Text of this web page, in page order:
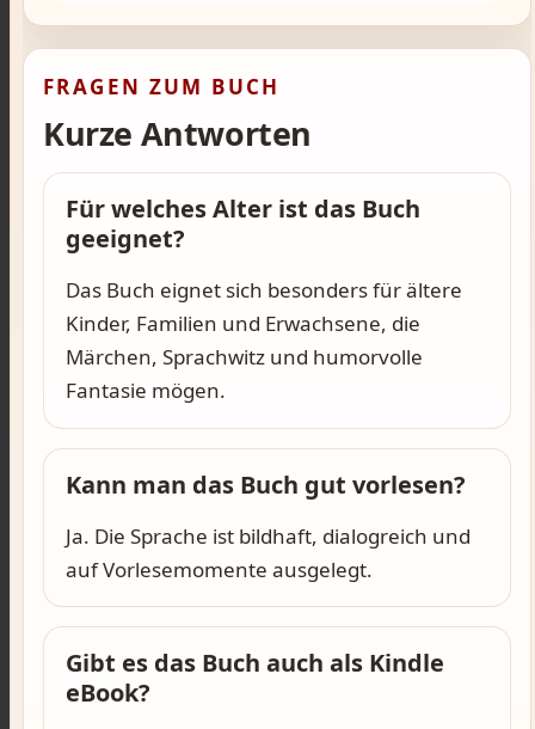
FRAGEN ZUM BUCH
Kurze Antworten
Für welches Alter ist das Buch
geeignet?
Das Buch eignet sich besonders für ältere
Kinder, Familien und Erwachsene, die
Märchen, Sprachwitz und humorvolle
Fantasie mögen.
Kann man das Buch gut vorlesen?
Ja. Die Sprache ist bildhaft, dialogreich und
auf Vorlesemomente ausgelegt.
Gibt es das Buch auch als Kindle
eBook?